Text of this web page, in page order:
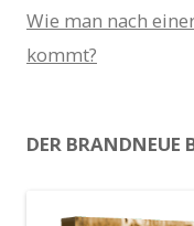
Wie man nach
kommt?
DER BRANDNEUE